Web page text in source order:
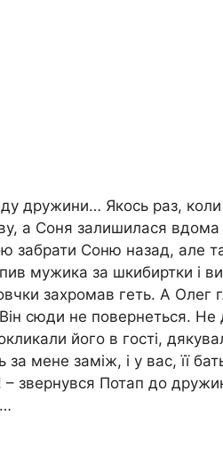
дружини… Якось раз,
а Соня залишилася
забрати Соню назад, але
мужика за шкибиртки і
захромав геть. А Олег
сюди не повернеться.
його в гості,
мене заміж, і у вас, її
звернувся Потап до